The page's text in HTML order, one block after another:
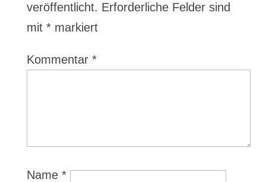
veröffentlicht. Erforderliche Felder sind
mit *markiert
Kommentar *
Name *